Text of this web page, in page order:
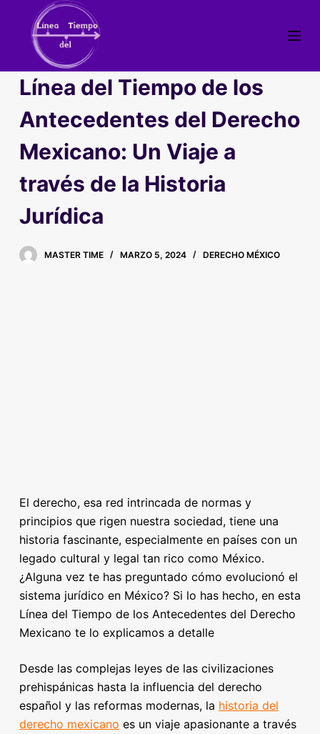
t
a
o
n
Línea del Tiempo de los
Antecedentes del Derecho
Mexicano: Un Viaje a
través de la Historia
Jurídica
MASTER TIME MARZO 5, 2024 DERECHO MÉXICO
El derecho, esa red intrincada de normas y
principios que rigen nuestra sociedad, tiene una
historia fascinante, especialmente en países con un
legado cultural y legal tan rico como México.
¿Alguna vez te has preguntado cómo evolucionó el
sistema jurídico en México? Si lo has hecho, en esta
Línea del Tiempo de los Antecedentes del Derecho
Mexicano te lo explicamos a detalle
Desde las complejas leyes de las civilizaciones
prehispánicas hasta la influencia del derecho
español y las reformas modernas, la historia del
derecho mexicano es un viaje apasionante a través